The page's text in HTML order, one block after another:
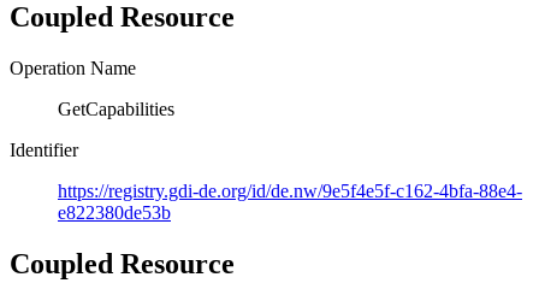
Coupled Resource
Operation Name
GetCapabilities
Identifier
https://registry.gdi-de.org/id/de.nw/9e5f4e5f-c162-4bfa-88e4-
e822380de53b
Coupled Resource